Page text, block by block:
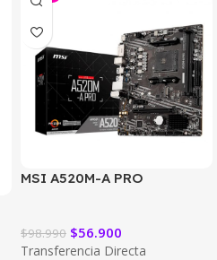
MSI A520M-A PRO
$98.990 $56.900
Transferencia Directa